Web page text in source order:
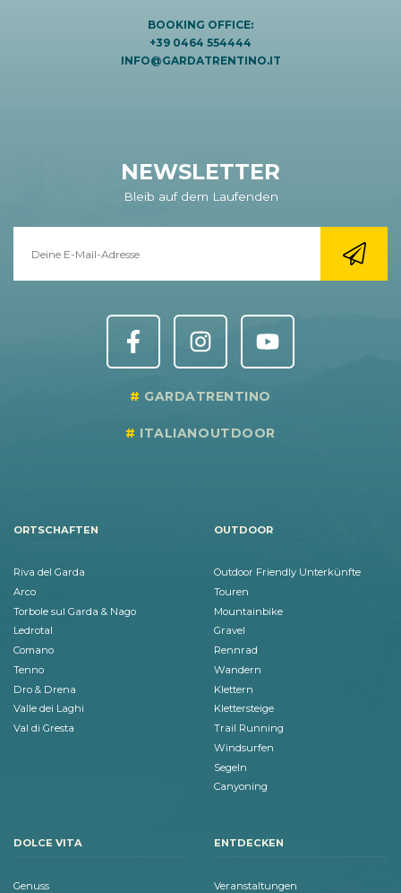
BOOKING OFFICE:
+39 0464 554444
INFO@GARDATRENTINO.IT
NEWSLETTER
Bleib auf dem Laufenden
GARDATRENTINO
ITALIANOUTDOOR
ORTSCHAFTEN
Riva del Garda
Arco
Torbole sul Garda & Nago
Ledrotal
Comano
Tenno
Dro & Drena
Valle dei Laghi
Val di Gresta
OUTDOOR
Outdoor Friendly Unterkünfte
Touren
Mountainbike
Gravel
Rennrad
Wandern
Klettern
Klettersteige
Trail Running
Windsurfen
Segeln
Canyoning
DOLCE VITA
Genuss
ENTDECKEN
Veranstaltungen